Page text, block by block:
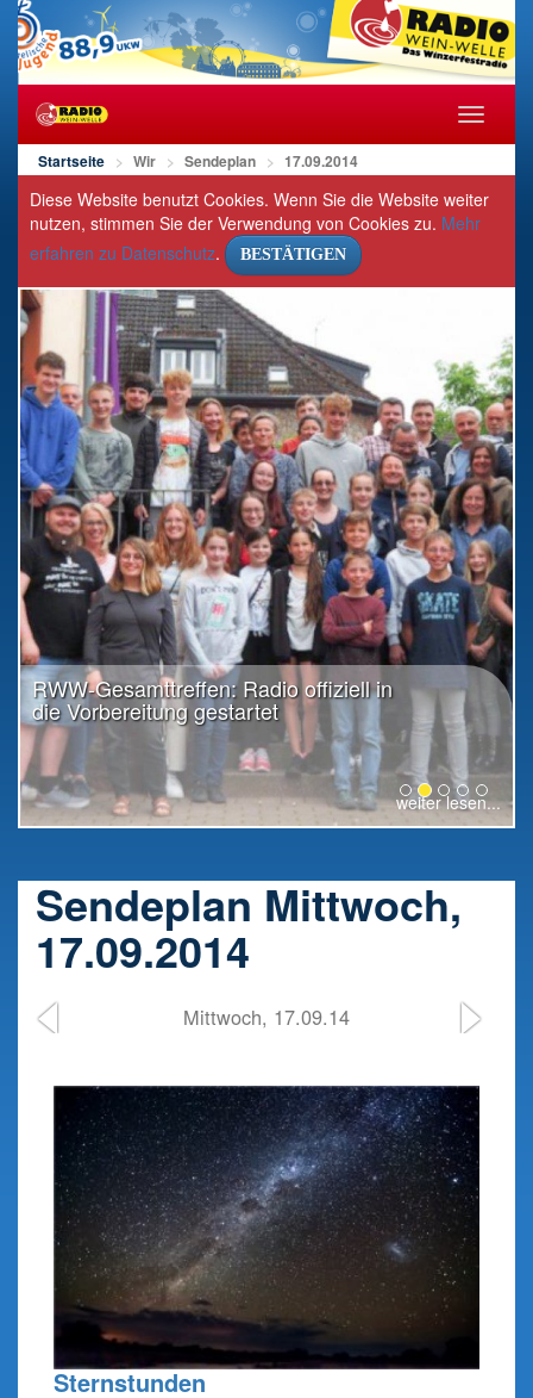
öffnen/
Startseite Wir Sendeplan 17.09.2014
Diese Website benutzt Cookies. Wenn Sie die Website weiter
nutzen, stimmen Sie der Verwendung von Cookies zu. Mehr
erfahren zu Datenschutz. BESTÄTIGEN
RWW-Gesamttreffen: Radio offiziell in
die Vorbereitung gestartet
weiter lesen...
Sendeplan Mittwoch,
17.09.2014
Mittwoch, 17.09.14
Sternstunden